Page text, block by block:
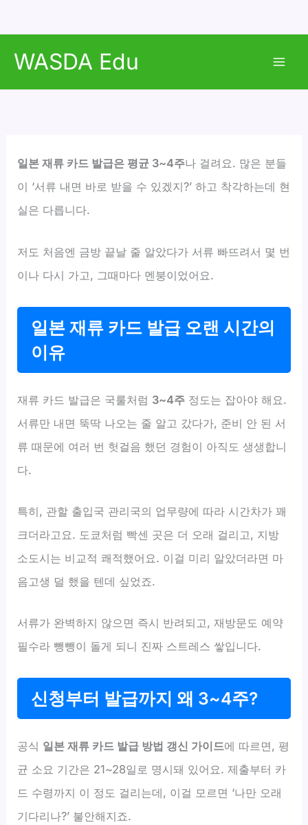
WASDA Edu
일본 재류 카드 발급은 평균 3~4주나 걸려요. 많은 분들
이 ‘서류 내면 바로 받을 수 있겠지?’ 하고 착각하는데 현
실은 다릅니다.
저도 처음엔 금방 끝날 줄 알았다가 서류 빠뜨려서 몇 번
이나 다시 가고, 그때마다 멘붕이었어요.
일본 재류 카드 발급 오랜 시간의
이유
재류 카드 발급은 국룰처럼 3~4주 정도는 잡아야 해요.
서류만 내면 뚝딱 나오는 줄 알고 갔다가, 준비 안 된 서
류 때문에 여러 번 헛걸음 했던 경험이 아직도 생생합니
다.
특히, 관할 출입국 관리국의 업무량에 따라 시간차가 꽤
크더라고요. 도쿄처럼 빡센 곳은 더 오래 걸리고, 지방
소도시는 비교적 쾌적했어요. 이걸 미리 알았더라면 마
음고생 덜 했을 텐데 싶었죠.
서류가 완벽하지 않으면 즉시 반려되고, 재방문도 예약
필수라 뺑뺑이 돌게 되니 진짜 스트레스 쌓입니다.
신청부터 발급까지 왜 3~4주?
공식 일본 재류 카드 발급 방법 갱신 가이드에 따르면, 평
균 소요 기간은 21~28일로 명시돼 있어요. 제출부터 카
드 수령까지 이 정도 걸리는데, 이걸 모르면 ‘나만 오래
기다리나?’ 불안해지죠.